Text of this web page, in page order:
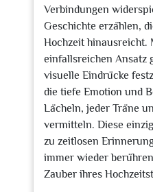
Verbindungen
Geschichte erzählen,
Hochzeit hinausreicht.
einfallsreichen Ansatz
visuelle Eindrücke
die tiefe Emotion und
Lächeln, jeder Träne
vermitteln. Diese
zu zeitlosen
immer wieder
Zauber ihres